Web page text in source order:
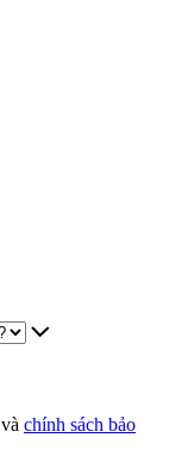
và chính sách bảo